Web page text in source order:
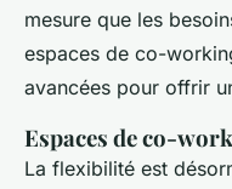
mesure que les
espaces de co-
avancées pour offrir
Espaces de co-
La flexibilité est